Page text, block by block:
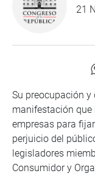
21
Su preocupación
manifestación
empresas para
perjuicio del
legisladores
Consumidor y